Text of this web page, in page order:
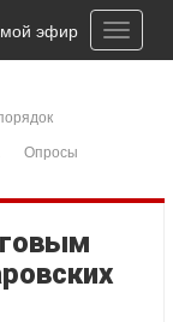
Toggle
эфир
Опросы